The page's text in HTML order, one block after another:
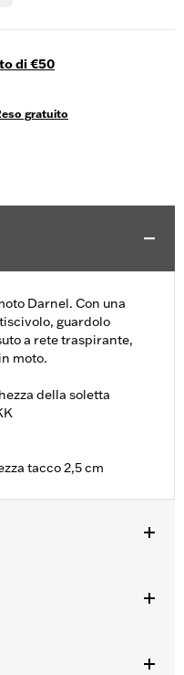
di €50
gratuito
Darnel. Con una
guardolo
a rete traspirante,
moto.
della soletta
tacco 2,5 cm